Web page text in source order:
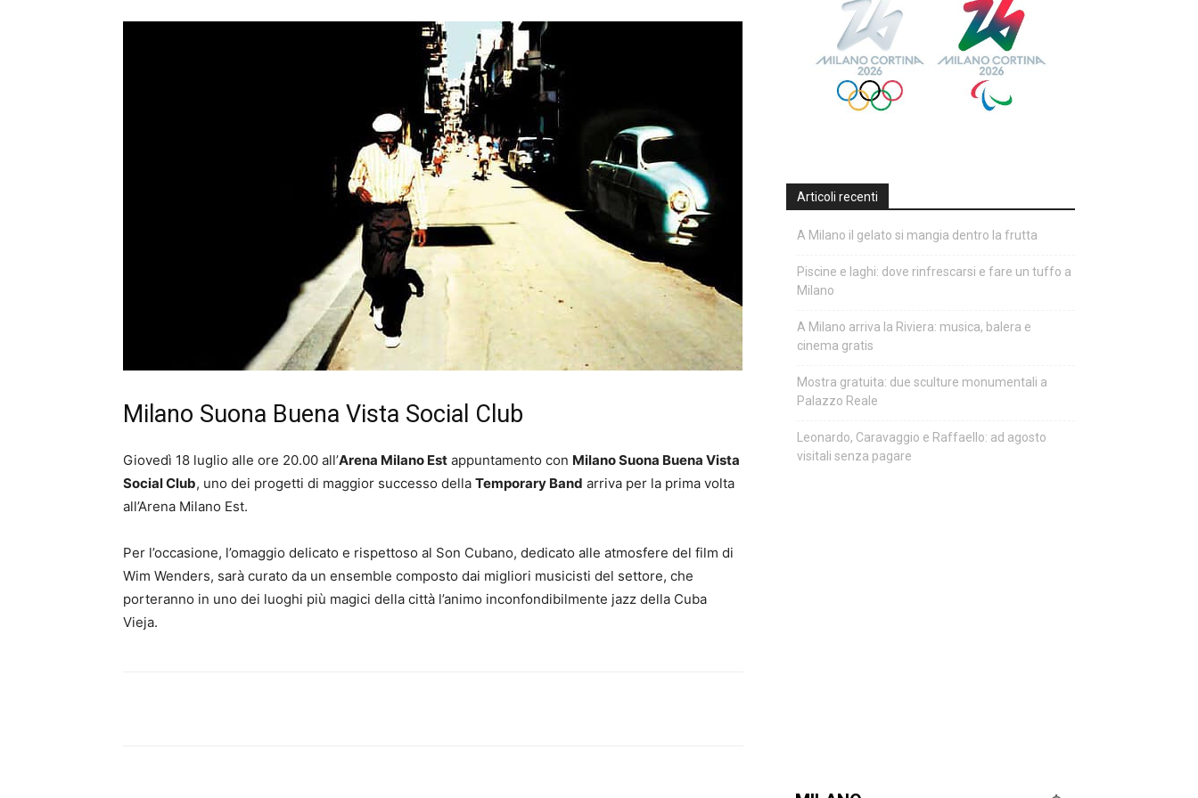
Milano Suona Buena Vista Social Club
Giovedì 18 luglio alle ore 20.00 all’Arena Milano Est appuntamento con Milano Suona Buena Vista
Social Club, uno dei progetti di maggior successo della Temporary Band arriva per la prima volta
all’Arena Milano Est.
Per l’occasione, l’omaggio delicato e rispettoso al Son Cubano, dedicato alle atmosfere del film di
Wim Wenders, sarà curato da un ensemble composto dai migliori musicisti del settore, che
porteranno in uno dei luoghi più magici della città l’animo inconfondibilmente jazz della Cuba
Vieja.
Articoli recenti
A Milano il gelato si mangia dentro la frutta
Piscine e laghi: dove rinfrescarsi e fare un tuffo a
Milano
A Milano arriva la Riviera: musica, balera e
cinema gratis
Mostra gratuita: due sculture monumentali a
Palazzo Reale
Leonardo, Caravaggio e Raffaello: ad agosto
visitali senza pagare